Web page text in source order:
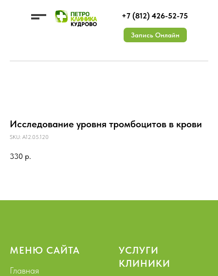
+7 (812) 426-52-75
Запись Онлайн
КОНТАКТЫ
ОТЗЫВЫ
ВРАЧИ АКЦИИ
ДМС
Документы
Вакансии
Лицензии
Исследование уровня тромбоцитов в крови
SKU: A12.05.120
330 р.
МЕНЮ САЙТА
Главная
УСЛУГИ
КЛИНИКИ